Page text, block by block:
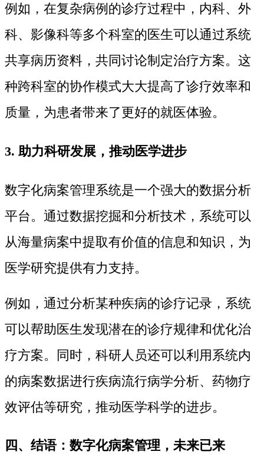
例如，在复杂病例的诊疗过程中，内科、外
科、影像科等多个科室的医生可以通过系统
共享病历资料，共同讨论制定治疗方案。这
种跨科室的协作模式大大提高了诊疗效率和
质量，为患者带来了更好的就医体验。
3. 助力科研发展，推动医学进步
数字化病案管理系统是一个强大的数据分析
平台。通过数据挖掘和分析技术，系统可以
从海量病案中提取有价值的信息和知识，为
医学研究提供有力支持。
例如，通过分析某种疾病的诊疗记录，系统
可以帮助医生发现潜在的诊疗规律和优化治
疗方案。同时，科研人员还可以利用系统内
的病案数据进行疾病流行病学分析、药物疗
效评估等研究，推动医学科学的进步。
四、结语：数字化病案管理，未来已来